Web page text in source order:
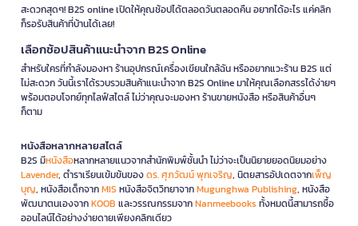
สะดวกสุดๆ! B2S online เปิดให้คุณช้อปได้ตลอดวันตลอดคืน อยากได้อะไร แค่คลิก
ก็รอรับสินค้าที่บ้านได้เลย!
เลือกช้อปสินค้าแนะนำจาก B2S Online
สำหรับใครที่กำลังมองหา ร้านอุปกรณ์เครื่องเขียนใกล้ฉัน หรืออยากแวะร้าน B2S แต่
ไม่สะดวก วันนี้เราได้รวบรวมสินค้าแนะนำจาก B2S Online มาให้คุณเลือกสรรได้ง่ายๆ
พร้อมตอบโจทย์ทุกไลฟ์สไตล์ ไม่ว่าคุณจะมองหา ร้านขายหนังสือ หรือสินค้าอื่นๆ
ก็ตาม
หนังสือหลากหลายสไตล์
B2S มีหนังสือหลากหลายแนวจากสำนักพิมพ์ชั้นนำ ไม่ว่าจะเป็นนิยายยอดนิยมอย่าง
Lavender, ตำราเรียนเข้มข้นของดร. ศุภวัฒน์ พุกเจริญ, นิตยสารอัปเดตจากเพ็ญ
บุญ, หนังสือเด็กจากMIS หนังสือจิตวิทยาจากMugunghwa Publishing, หนังสือ
พัฒนาตนเองจากKOOB และวรรณกรรมจากNanmeebooks ทั้งหมดนี้สามารถซื้อ
ออนไลน์ได้อย่างง่ายดายเพียงคลิกเดียว